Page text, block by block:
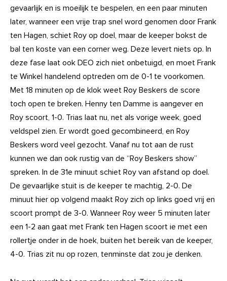
gevaarlijk en is moeilijk te bespelen, en een paar minuten
later, wanneer een vrije trap snel word genomen door Frank
ten Hagen, schiet Roy op doel, maar de keeper bokst de
bal ten koste van een corner weg. Deze levert niets op. In
deze fase laat ook DEO zich niet onbetuigd, en moet Frank
te Winkel handelend optreden om de 0-1 te voorkomen.
Met 18 minuten op de klok weet Roy Beskers de score
toch open te breken. Henny ten Damme is aangever en
Roy scoort, 1-0. Trias laat nu, net als vorige week, goed
veldspel zien. Er wordt goed gecombineerd, en Roy
Beskers word veel gezocht. Vanaf nu tot aan de rust
kunnen we dan ook rustig van de “Roy Beskers show”
spreken. In de 31e minuut schiet Roy van afstand op doel.
De gevaarlijke stuit is de keeper te machtig, 2-0. De
minuut hier op volgend maakt Roy zich op links goed vrij en
scoort prompt de 3-0. Wanneer Roy weer 5 minuten later
een 1-2 aan gaat met Frank ten Hagen scoort ie met een
rollertje onder in de hoek, buiten het bereik van de keeper,
4-0. Trias zit nu op rozen, tenminste dat zou je denken.